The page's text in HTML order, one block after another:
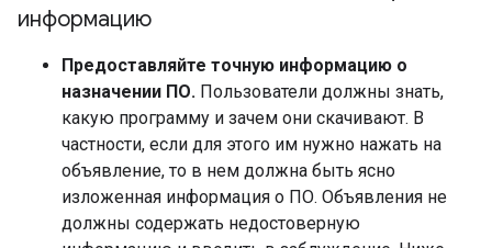
информацию
Предоставляйте точную информацию о
назначении ПО. Пользователи должны знать,
какую программу и зачем они скачивают. В
частности, если для этого им нужно нажать на
объявление, то в нем должна быть ясно
изложенная информация о ПО. Объявления не
должны содержать недостоверную